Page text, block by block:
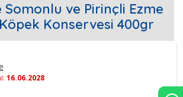
Somonlu ve Pirinçli Ezme
Konservesi 400gr
16.06.2028